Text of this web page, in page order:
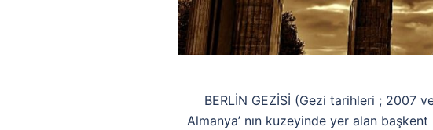
BERLİN GEZİSİ (Gezi tarihleri ;
Almanya’ nın kuzeyinde yer alan